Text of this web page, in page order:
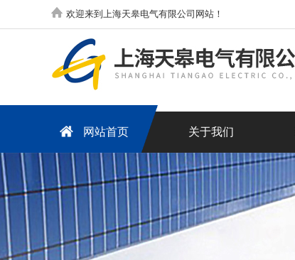
欢迎来到上海天皋电气有限公司网站！
网站首页 关于我们